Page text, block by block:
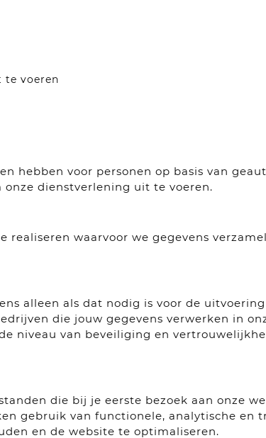
te voeren
hebben voor personen op basis van
onze dienstverlening uit te voeren.
waarvoor we gegevens
alleen als dat nodig is voor de
die jouw gegevens verwerken in
niveau van beveiliging en
die bij je eerste bezoek aan onze
gebruik van functionele, analytische en
en de website te optimaliseren.